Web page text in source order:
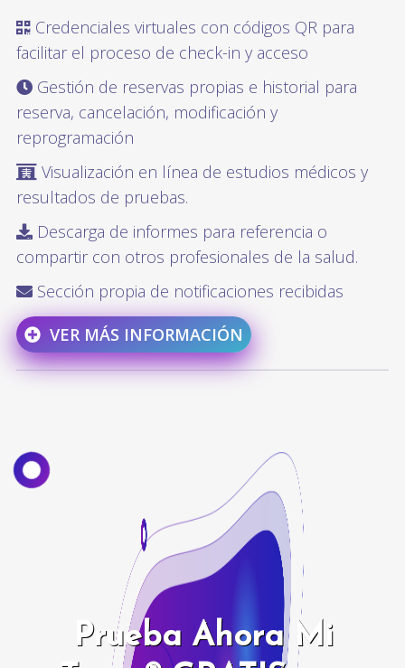
Credenciales virtuales con códigos QR para
facilitar el proceso de check-in y acceso
Gestión de reservas propias e historial para
reserva, cancelación, modificación y
reprogramación
Visualización en línea de estudios médicos y
resultados de pruebas.
Descarga de informes para referencia o
compartir con otros profesionales de la salud.
Sección propia de notificaciones recibidas
VER MÁS INFORMACIÓN
Prueba Ahora Mi